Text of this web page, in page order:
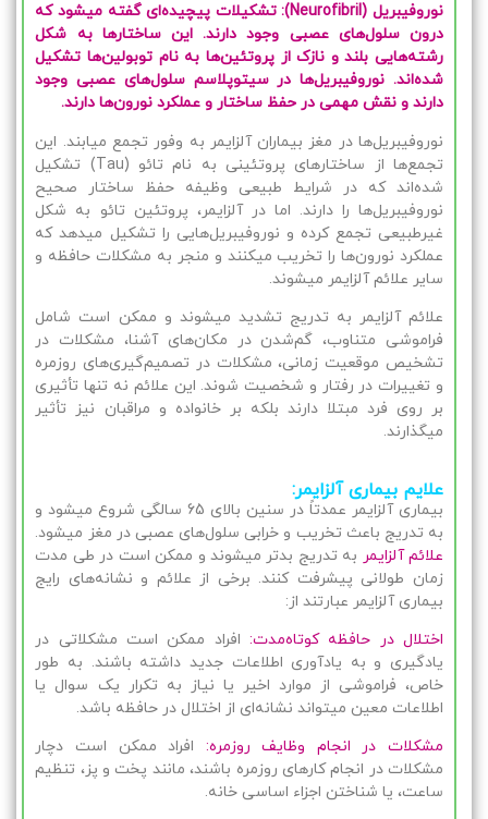
نوروفیبریل (Neurofibril):
تشکیلات پیچیده‌ای گفته میشود که
درون سلول‌های عصبی وجود دارند. این ساختارها به شکل
رشته‌هایی بلند و نازک از پروتئین‌ها به نام توبولین‌ها تشکیل
شده‌اند. نوروفیبریل‌ها در سیتوپلاسم سلول‌های عصبی وجود
دارند و نقش مهمی در حفظ ساختار و عملکرد نورون‌ها دارند.
نوروفیبریل‌ها در مغز بیماران آلزایمر به وفور تجمع میابند. این
تجمع‌ها از ساختارهای پروتئینی به نام تائو (Tau) تشکیل
شده‌اند که در شرایط طبیعی وظیفه حفظ ساختار صحیح
نوروفیبریل‌ها را دارند. اما در آلزایمر، پروتئین تائو به شکل
غیرطبیعی تجمع کرده و نوروفیبریل‌هایی را تشکیل میدهد که
عملکرد نورون‌ها را تخریب میکنند و منجر به مشکلات حافظه و
سایر علائم آلزایمر میشوند.
علائم آلزایمر به تدریج تشدید میشوند و ممکن است شامل
فراموشی متناوب، گم‌شدن در مکان‌های آشنا، مشکلات در
تشخیص موقعیت زمانی، مشکلات در تصمیم‌گیری‌های روزمره
و تغییرات در رفتار و شخصیت شوند. این علائم نه تنها تأثیری
بر روی فرد مبتلا دارند بلکه بر خانواده و مراقبان نیز تأثیر
میگذارند.
علایم بیماری آلزایمر:
بیماری آلزایمر عمدتاً در سنین بالای 65 سالگی شروع میشود و
به تدریج باعث تخریب و خرابی سلول‌های عصبی در مغز میشود.
علائم آلزایمر به تدریج بدتر میشوند و ممکن است در طی مدت
زمان طولانی پیشرفت کنند. برخی از علائم و نشانه‌های رایج
بیماری آلزایمر عبارتند از:
اختلال در حافظه کوتاه‌مدت:افراد ممکن است مشکلاتی در
یادگیری و به یادآوری اطلاعات جدید داشته باشند. به طور
خاص، فراموشی از موارد اخیر یا نیاز به تکرار یک سوال یا
اطلاعات معین میتواند نشانه‌ای از اختلال در حافظه باشد.
مشکلات در انجام وظایف روزمره:افراد ممکن است دچار
مشکلات در انجام کارهای روزمره باشند، مانند پخت و پز، تنظیم
ساعت، یا شناختن اجزاء اساسی خانه.